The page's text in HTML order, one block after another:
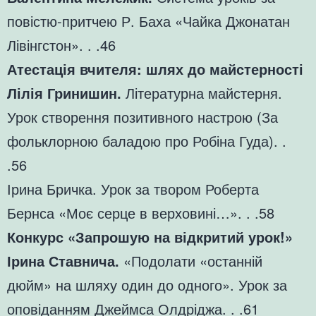
повістю-притчею Р. Баха «Чайка Джонатан
Лівінгстон». . .46
Атестація вчителя: шлях до майстерності
Лілія Гринишин. Літературна майстерня.
Урок створення позитивного настрою (За
фольклорною баладою про Робіна Гуда). .
.56
Ірина Бричка. Урок за твором Роберта
Бернса «Моє серце в верховині…». . .58
Конкурс «Запрошую на відкритий урок!»
Ірина Ставнича. «Подолати «останній
дюйм» на шляху один до одного». Урок за
оповіданням Джеймса Олдріджа. . .61